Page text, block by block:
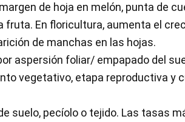
de hoja en melón, punta de
fruta. En floricultura, aumenta el
de manchas en las hojas.
aspersión foliar/ empapado del
vegetativo, etapa reproductiva y
suelo, pecíolo o tejido. Las tasas